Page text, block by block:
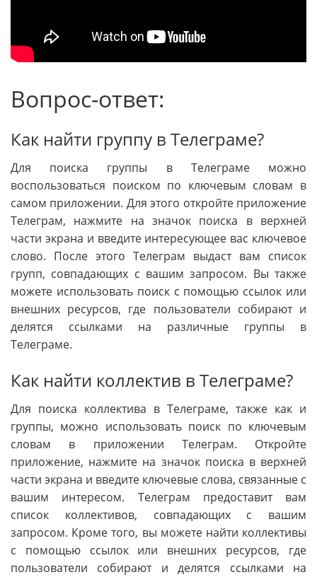
Вопрос-ответ:
Как найти группу в Телеграме?
Для поиска группы в Телеграме можно
воспользоваться поиском по ключевым словам в
самом приложении. Для этого откройте приложение
Телеграм, нажмите на значок поиска в верхней
части экрана и введите интересующее вас ключевое
слово. После этого Телеграм выдаст вам список
групп, совпадающих с вашим запросом. Вы также
можете использовать поиск с помощью ссылок или
внешних ресурсов, где пользователи собирают и
делятся ссылками на различные группы в
Телеграме.
Как найти коллектив в Телеграме?
Для поиска коллектива в Телеграме, также как и
группы, можно использовать поиск по ключевым
словам в приложении Телеграм. Откройте
приложение, нажмите на значок поиска в верхней
части экрана и введите ключевые слова, связанные с
вашим интересом. Телеграм предоставит вам
список коллективов, совпадающих с вашим
запросом. Кроме того, вы можете найти коллективы
с помощью ссылок или внешних ресурсов, где
пользователи собирают и делятся ссылками на